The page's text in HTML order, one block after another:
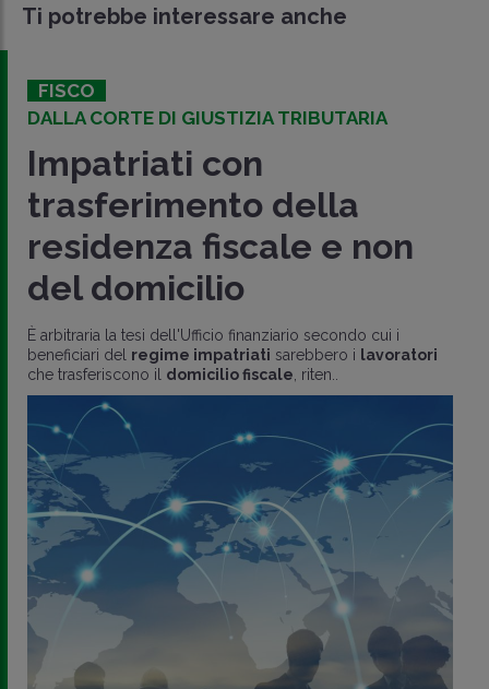
Ti potrebbe interessare anche
FISCO
DALLA CORTE DI GIUSTIZIA TRIBUTARIA
Impatriati con
trasferimento della
residenza fiscale e non
del domicilio
È arbitraria la tesi dell'Ufficio finanziario secondo cui i
beneficiari del regime impatriati sarebbero i lavoratori
che trasferiscono il domicilio fiscale , riten..